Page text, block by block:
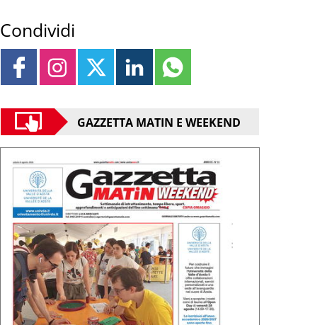
Condividi
GAZZETTA MATIN E WEEKEND